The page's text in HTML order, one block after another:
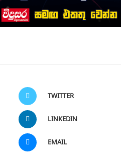
TWITTER
LINKEDIN
EMAIL